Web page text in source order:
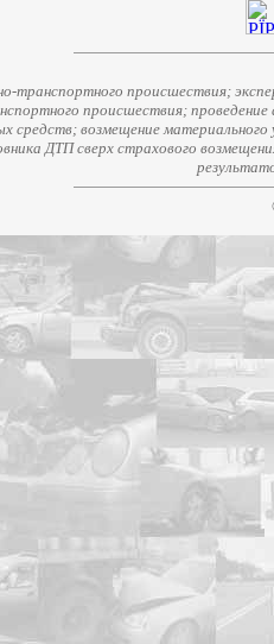
транспортного происшествия;
происшествия;
возмещение
ДТП сверх страхового